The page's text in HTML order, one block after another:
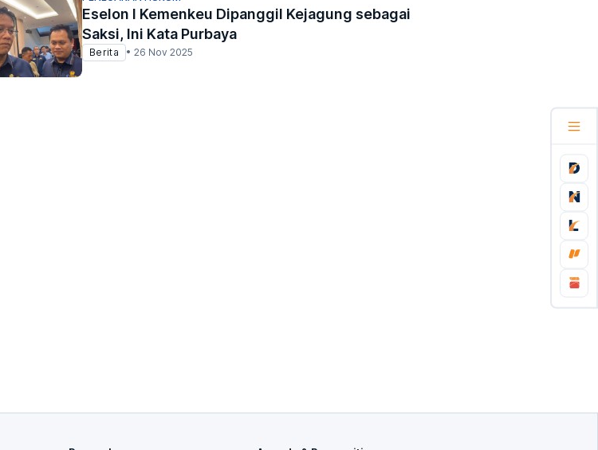
Eselon I Kemenkeu Dipanggil Kejagung sebagai
Saksi, Ini Kata Purbaya
Berita • 26 Nov 2025